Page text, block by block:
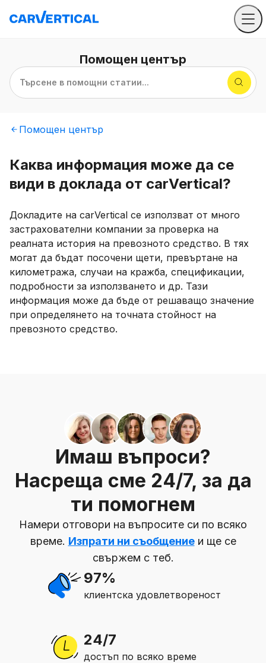
Помощен център
Търсене в помощни статии...
Помощен център
Каква информация може да се
види в доклада от carVertical?
Докладите на carVertical се използват от много
застрахователни компании за проверка на
реалната история на превозното средство. В тях
могат да бъдат посочени щети, превъртане на
километража, случаи на кражба, спецификации,
подробности за използването и др. Тази
информация може да бъде от решаващо значение
при определянето на точната стойност на
превозното средство.
Имаш въпроси?
Насреща сме 24/7, за да
ти помогнем
Намери отговори на въпросите си по всяко
време. Изпрати ни съобщениеи ще се
свържем с теб.
97%
клиентска удовлетвореност
24/7
достъп по всяко време